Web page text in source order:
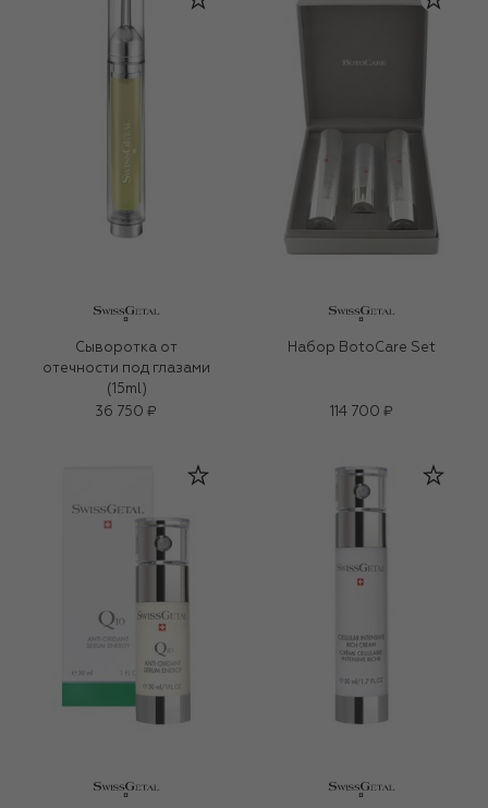
Сыворотка от
отечности под глазами
(15ml)
36 750 ₽
Набор BotoCare Set
114 700 ₽